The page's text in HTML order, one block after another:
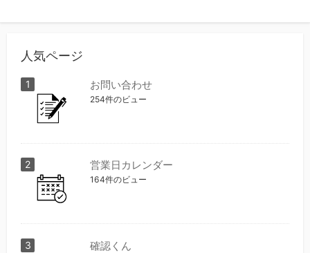
人気ページ
お問い合わせ
254件のビュー
営業日カレンダー
164件のビュー
確認くん